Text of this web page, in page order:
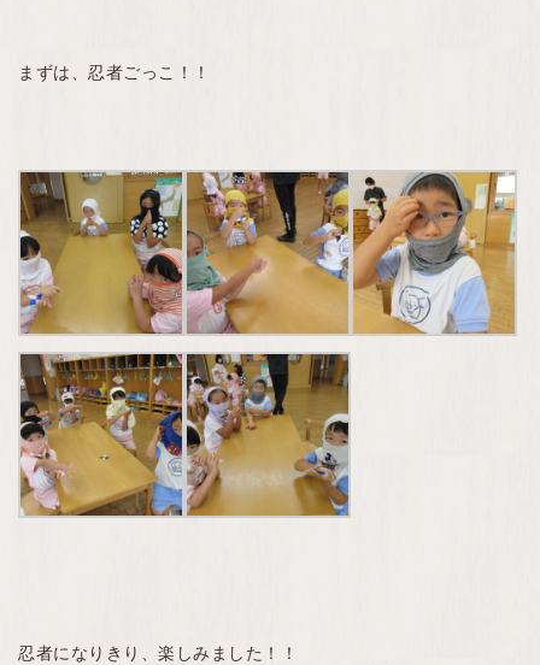
まずは、忍者ごっこ！！
忍者になりきり、楽しみました！！